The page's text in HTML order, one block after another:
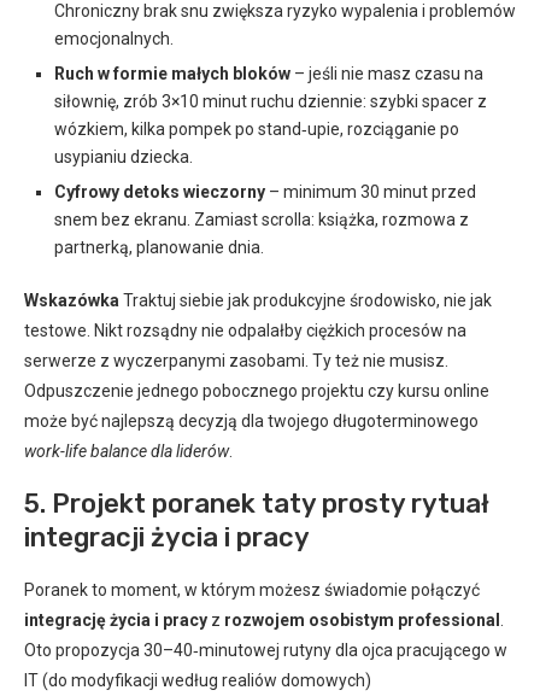
Chroniczny brak snu zwiększa ryzyko wypalenia i problemów
emocjonalnych.
Ruch w formie małych bloków – jeśli nie masz czasu na
siłownię, zrób 3×10 minut ruchu dziennie: szybki spacer z
wózkiem, kilka pompek po stand‑upie, rozciąganie po
usypianiu dziecka.
Cyfrowy detoks wieczorny – minimum 30 minut przed
snem bez ekranu. Zamiast scrolla: książka, rozmowa z
partnerką, planowanie dnia.
Wskazówka Traktuj siebie jak produkcyjne środowisko, nie jak
testowe. Nikt rozsądny nie odpalałby ciężkich procesów na
serwerze z wyczerpanymi zasobami. Ty też nie musisz.
Odpuszczenie jednego pobocznego projektu czy kursu online
może być najlepszą decyzją dla twojego długoterminowego
work-life balance dla liderów.
5. Projekt poranek taty prosty rytuał
integracji życia i pracy
Poranek to moment, w którym możesz świadomie połączyć
integrację życia i pracy z rozwojem osobistym professional
Oto propozycja 30–40‑minutowej rutyny dla ojca pracującego w
IT (do modyfikacji według realiów domowych)